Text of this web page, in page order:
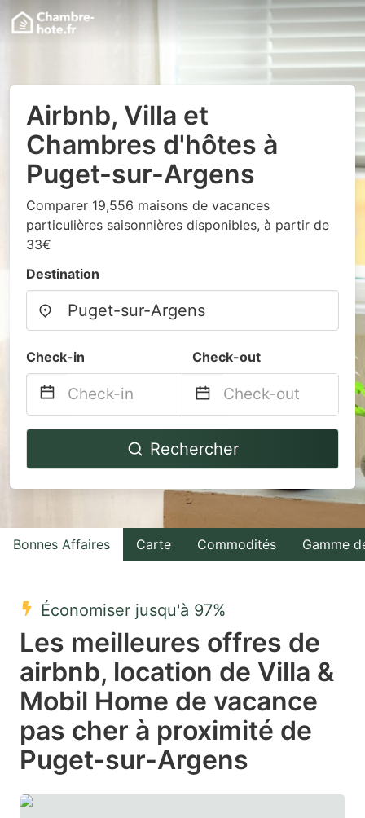
Airbnb, Villa et
Chambres d'hôtes à
Puget-sur-Argens
Comparer 19,556 maisons de vacances
particulières saisonnières disponibles, à partir de
33€
Destination
Check-in Check-out
Navigate
to
with
the
select
date.
Press
the
question
mark
key
Navigate
backward
to
interact
with
the
select
a
date.
Press
the
question
mark
key
Rechercher
Bonnes Affaires Carte Commodités Gamme
Économiser jusqu'à 97%
Les meilleures offres de
airbnb, location de Villa &
Mobil Home de vacance
pas cher à proximité de
Puget-sur-Argens